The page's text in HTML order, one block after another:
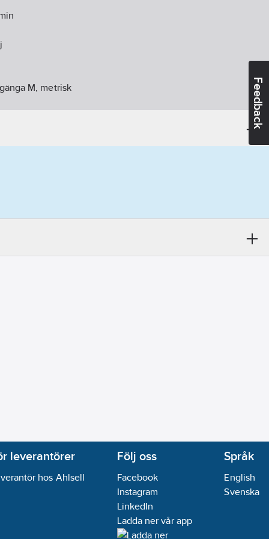
Feedback
M, metrisk
leverantörer
hos Ahlsell
Följ oss
Facebook
Instagram
LinkedIn
Ladda ner vår app
Språk
English
Svenska